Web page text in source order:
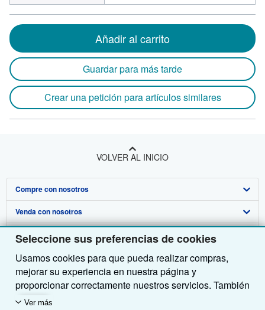
Seleccione sus preferencias de cookies
Usamos cookies para que pueda realizar compras,
mejorar su experiencia en nuestra página y
proporcionar correctamente nuestros servicios. También
utilizamos cookies para comprender el modo en que los
Ver más
Añadir al carrito
Guardar para más tarde
Crear una petición para artículos similares
VOLVER AL INICIO
Compre con nosotros
Búsqueda avanzada
Colecciones
Mi cuenta
Mis pedidos
Ver carrito
Venda con nosotros
Comenzar a vender
Únase a nuestro programa de afiliados
Recomiende un vendedor
Sobre nosotros
Sobre IberLibro
Medios
Empleo
Obtener Ayuda
Preguntas frecuentes y guías
Atención al Cliente
Otras compañías de AbeBooks
AbeBooks.com
Siga a IberLibro